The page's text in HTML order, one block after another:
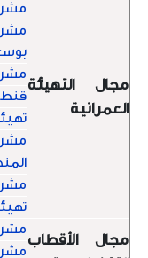
مجال التهيئة
العمرانية
مجال الأقطاب